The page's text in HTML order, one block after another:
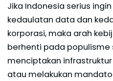
Jika Indonesia serius
kedaulatan data dan
korporasi, maka arah
berhenti pada populisme
menciptakan
atau melakukan